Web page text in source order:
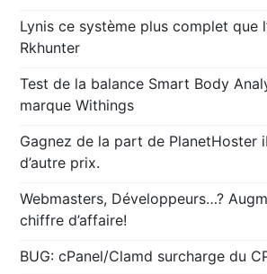
Lynis ce système plus complet que
Rkhunter
Test de la balance Smart Body
marque Withings
Gagnez de la part de PlanetHoster
d’autre prix.
Webmasters, Développeurs…?
chiffre d’affaire!
BUG: cPanel/Clamd surcharge du